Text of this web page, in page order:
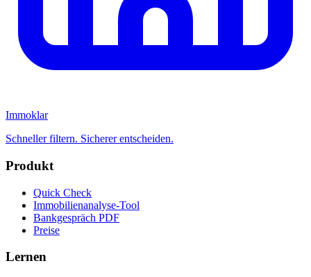
Immoklar
Schneller filtern. Sicherer entscheiden.
Produkt
Quick Check
Immobilienanalyse-Tool
Bankgespräch PDF
Preise
Lernen